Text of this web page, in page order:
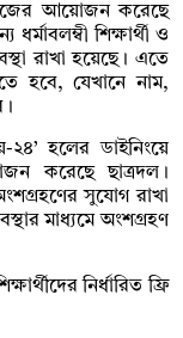
ভোজের আয়োজন করেছে
শিক্ষার্থী ও
রাখা হয়েছে। এতে
হবে, যেখানে নাম,
হলের ডাইনিংয়ে
করেছে ছাত্রদল।
সুযোগ রাখা
মাধ্যমে অংশগ্রহণ
নির্ধারিত ফ্রি